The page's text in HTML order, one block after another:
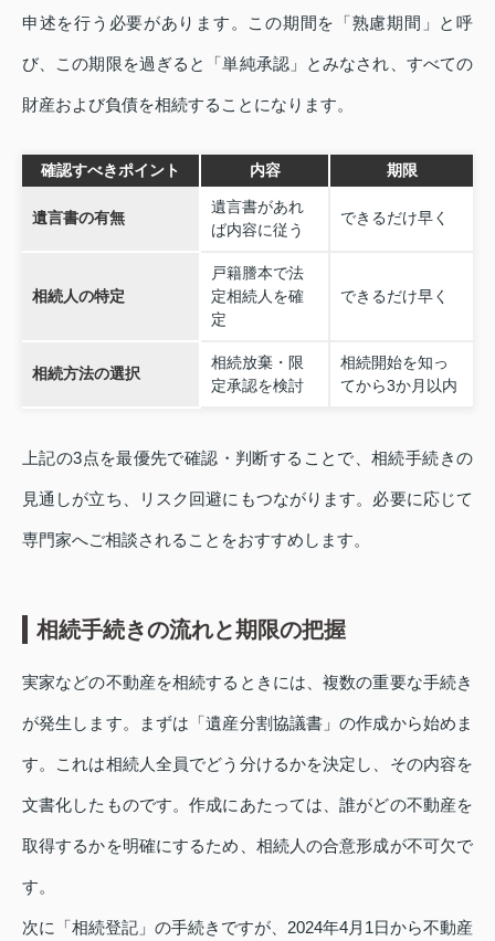
申述を行う必要があります。この期間を「熟慮期間」と呼
び、この期限を過ぎると「単純承認」とみなされ、すべての
財産および負債を相続することになります。
確認すべきポイント 内容 期限
遺言書の有無
遺言書があれ
ば内容に従う
できるだけ早く
相続人の特定
戸籍謄本で法
定相続人を確
定
できるだけ早く
相続方法の選択
相続放棄・限
定承認を検討
相続開始を知っ
てから3か月以内
上記の3点を最優先で確認・判断することで、相続手続きの
見通しが立ち、リスク回避にもつながります。必要に応じて
専門家へご相談されることをおすすめします。
相続手続きの流れと期限の把握
実家などの不動産を相続するときには、複数の重要な手続き
が発生します。まずは「遺産分割協議書」の作成から始めま
す。これは相続人全員でどう分けるかを決定し、その内容を
文書化したものです。作成にあたっては、誰がどの不動産を
取得するかを明確にするため、相続人の合意形成が不可欠で
す。
次に「相続登記」の手続きですが、2024年4月1日から不動産